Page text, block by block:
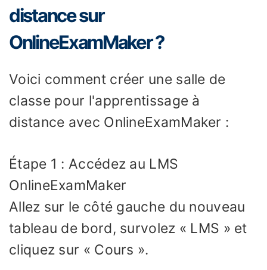
distance sur
OnlineExamMaker ?
Voici comment créer une salle de
classe pour l'apprentissage à
distance avec OnlineExamMaker :
Étape 1 : Accédez au LMS
OnlineExamMaker
Allez sur le côté gauche du nouveau
tableau de bord, survolez « LMS » et
cliquez sur « Cours ».